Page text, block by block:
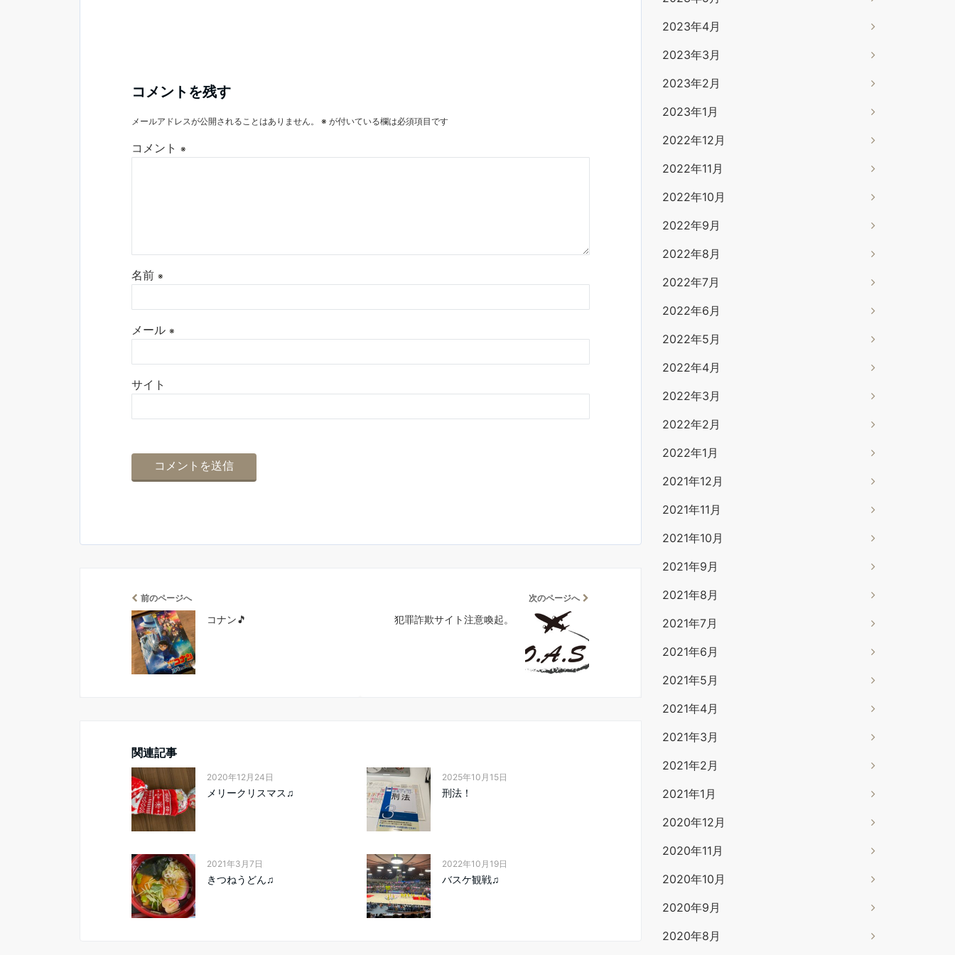
コメントを残す
メールアドレスが公開されることはありません。 ※ が付いている欄は必須項目です
コメント ※
名前 ※
メール ※
サイト
前のページへ
コナン🎵
次のページへ
犯罪詐欺サイト注意喚起。
関連記事
2020年12月24日
メリークリスマス♫
2025年10月15日
刑法！
2021年3月7日
きつねうどん♫
2022年10月19日
バスケ観戦♫
2023年4月
2023年3月
2023年2月
2023年1月
2022年12月
2022年11月
2022年10月
2022年9月
2022年8月
2022年7月
2022年6月
2022年5月
2022年4月
2022年3月
2022年2月
2022年1月
2021年12月
2021年11月
2021年10月
2021年9月
2021年8月
2021年7月
2021年6月
2021年5月
2021年4月
2021年3月
2021年2月
2021年1月
2020年12月
2020年11月
2020年10月
2020年9月
2020年8月